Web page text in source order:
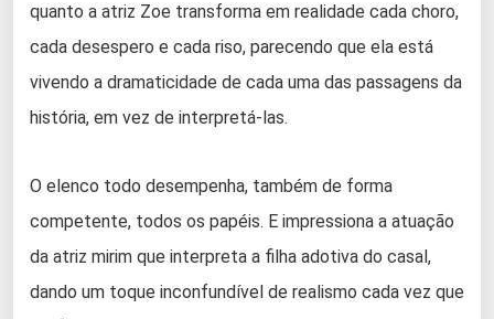
quanto a atriz Zoe transforma em realidade cada choro,
cada desespero e cada riso, parecendo que ela está
vivendo a dramaticidade de cada uma das passagens da
história, em vez de interpretá-las.
O elenco todo desempenha, também de forma
competente, todos os papéis. E impressiona a atuação
da atriz mirim que interpreta a filha adotiva do casal,
dando um toque inconfundível de realismo cada vez que